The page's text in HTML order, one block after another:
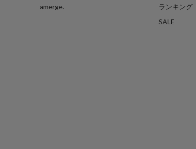
amerge.
ランキング
SALE